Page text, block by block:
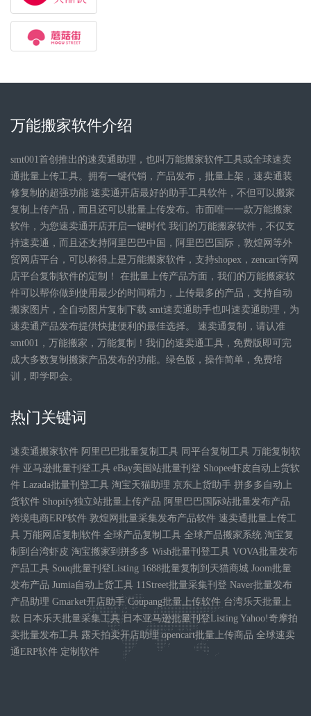
万能搬家软件介绍
smt001首创推出的速卖通助理，也叫万能搬家软件工具或全球速卖
通批量上传工具。拥有一键代销，产品发布，批量上架，速卖通装
修复制的超强功能 速卖通开店最好的助手工具软件，不但可以搬家
复制上传产品，而且还可以批量上传发布。市面唯一一款万能搬家
软件，为您速卖通开店开启一键时代 我们的万能搬家软件，不仅支
持速卖通，而且还支持阿里巴巴中国，阿里巴巴国际，敦煌网等外
贸网店平台，可以称得上是万能搬家软件，支持shopex，zencart等网
店平台复制软件的定制！ 在批量上传产品方面，我们的万能搬家软
件可以帮你做到使用最少的时间精力，上传最多的产品，支持自动
搬家图片，全自动图片复制下载 smt速卖通助手也叫速卖通助理，为
速卖通产品发布提供快捷便利的最佳选择。 速卖通复制，请认准
smt001，万能搬家，万能复制！我们的速卖通工具，免费版即可完
成大多数复制搬家产品发布的功能。绿色版，操作简单，免费培
训，即学即会。
热门关键词
速卖通搬家软件 阿里巴巴批量复制工具 同平台复制工具 万能复制软
件 亚马逊批量刊登工具 eBay美国站批量刊登 Shopee虾皮自动上货软
件 Lazada批量刊登工具 淘宝天猫助理 京东上货助手 拼多多自动上
货软件 Shopify独立站批量上传产品 阿里巴巴国际站批量发布产品
跨境电商ERP软件 敦煌网批量采集发布产品软件 速卖通批量上传工
具 万能网店复制软件 全球产品复制工具 全球产品搬家系统 淘宝复
制到台湾虾皮 淘宝搬家到拼多多 Wish批量刊登工具 VOVA批量发布
产品工具 Souq批量刊登Listing 1688批量复制到天猫商城 Joom批量
发布产品 Jumia自动上货工具 11Street批量采集刊登 Naver批量发布
产品助理 Gmarket开店助手 Coupang批量上传软件 台湾乐天批量上
款 日本乐天批量采集工具 日本亚马逊批量刊登Listing Yahoo!奇摩拍
卖批量发布工具 露天拍卖开店助理 opencart批量上传商品 全球速卖
通ERP软件 定制软件